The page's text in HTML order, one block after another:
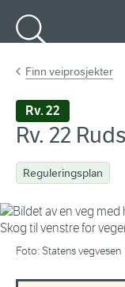
Finn veiprosjekter
Rv. 22
Rv. 22
Reguleringsplan
Foto: Statens vegvesen